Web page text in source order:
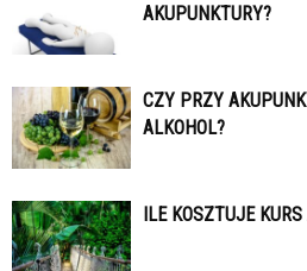
AKUPUNKTURY?
CZY PRZY
ALKOHOL?
ILE KOSZTUJE